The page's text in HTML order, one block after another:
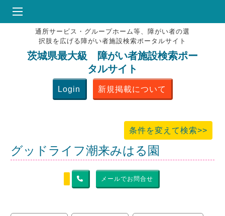
HOME
♥お気にりブックマーク
掲載会員MENU
よくある質問
通所サービス・グループホーム等、障がい者の選
択肢を広げる障がい者施設検索ポータルサイト
茨城県最大級 障がい者施設検索ポー
タルサイト
Login 新規掲載について
条件を変えて検索>>
グッドライフ潮来みはる園
メールでお問合せ